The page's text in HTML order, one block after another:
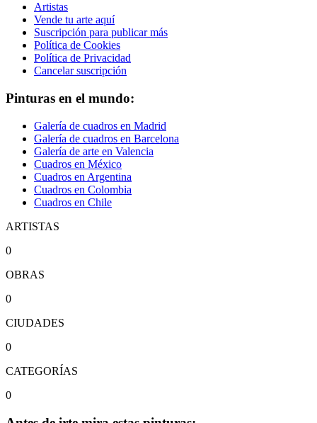
Artistas
Vende tu arte aquí
Suscripción para publicar más
Política de Cookies
Política de Privacidad
Cancelar suscripción
Pinturas en el mundo:
Galería de cuadros en Madrid
Galería de cuadros en Barcelona
Galería de arte en Valencia
Cuadros en México
Cuadros en Argentina
Cuadros en Colombia
Cuadros en Chile
ARTISTAS
0
OBRAS
0
CIUDADES
0
CATEGORÍAS
0